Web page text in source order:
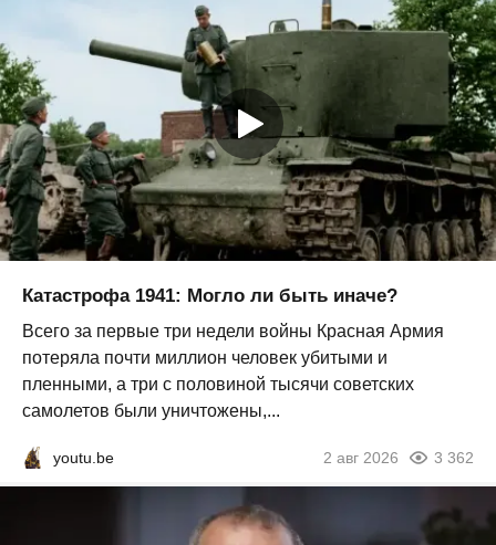
Катастрофа 1941: Могло ли быть иначе?
Всего за первые три недели войны Красная Армия
потеряла почти миллион человек убитыми и
пленными, а три с половиной тысячи советских
самолетов были уничтожены,...
youtu.be 2 авг 2026 3 362